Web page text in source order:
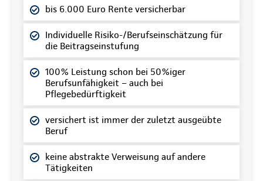
bis 6.000 Euro Rente versicherbar
Individuelle Risiko-/Berufseinschätzung für
die Beitragseinstufung
100% Leistung schon bei 50%iger
Berufsunfähigkeit – auch bei
Pflegebedürftigkeit
versichert ist immer der zuletzt ausgeübte
Beruf
keine abstrakte Verweisung auf andere
Tätigkeiten